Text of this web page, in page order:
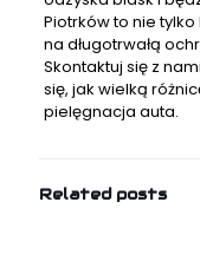
Piotrkówto nie tylko
na długotrwałą
Skontaktuj się z
się, jak wielką
pielęgnacja auta.
Related posts